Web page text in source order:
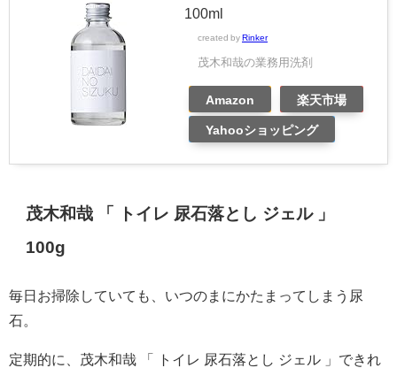
100ml
created by Rinker
茂木和哉の業務用洗剤
Amazon 楽天市場
Yahooショッピング
茂木和哉 「 トイレ 尿石落とし ジェル 」
100g
毎日お掃除していても、いつのまにかたまってしまう尿
石。
定期的に、茂木和哉 「 トイレ 尿石落とし ジェル 」できれ